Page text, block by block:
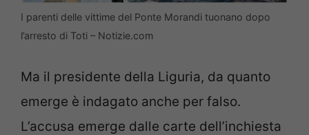
I parenti delle vittime del Ponte Morandi tuonano dopo
l’arresto di Toti – Notizie.com
Ma il presidente della Liguria, da quanto
emerge è indagato anche per falso.
L’accusa emerge dalle carte dell’inchiesta